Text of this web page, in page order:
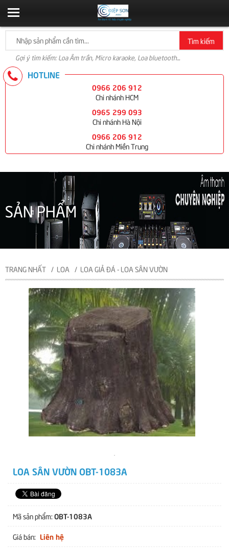
Tìm kiếm
Gợi ý tìm kiếm: Loa Âm trần, Micro karaoke, Loa bluetooth...
HOTLINE
0966 206 912
Chi nhánh HCM
0965 299 093
Chi nhánh Hà Nội
0966 206 912
Chi nhánh Miền Trung
SẢN PHẨM
TRANG NHẤT LOA LOA GIẢ ĐÁ - LOA SÂN VƯỜN
LOA SÂN VƯỜN OBT-1083A
Mã sản phẩm: OBT-1083A
Giá bán: Liên hệ